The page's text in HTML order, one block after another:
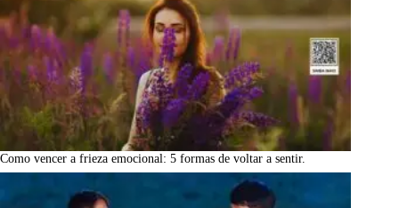
Como vencer a frieza emocional: 5 formas de voltar a sentir.